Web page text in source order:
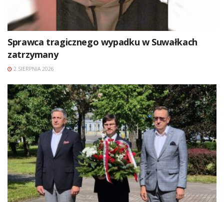
Sprawca tragicznego wypadku w Suwałkach
zatrzymany
2 SIERPNIA 2026